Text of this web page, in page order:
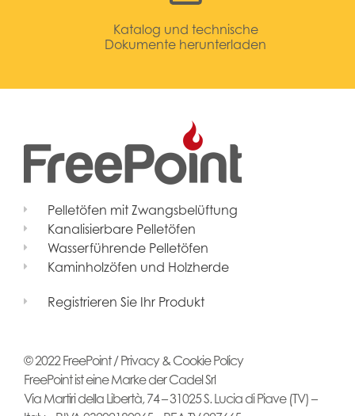
Katalog und technische
Dokumente herunterladen
Pelletöfen mit Zwangsbelüftung
Kanalisierbare Pelletöfen
Wasserführende Pelletöfen
Kaminholzöfen und Holzherde
Registrieren Sie Ihr Produkt
© 2022 FreePoint /Privacy & Cookie Policy
FreePoint ist eine Marke der Cadel Srl
Via Martiri della Libertà, 74 – 31025 S. Lucia di Piave (TV) –